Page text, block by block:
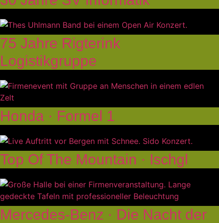
75 Jahre Rigterink
Logistikgruppe
Honda · Formel 1
Top Of The Mountain · Ischgl
Mercedes-Benz · Die Nacht der